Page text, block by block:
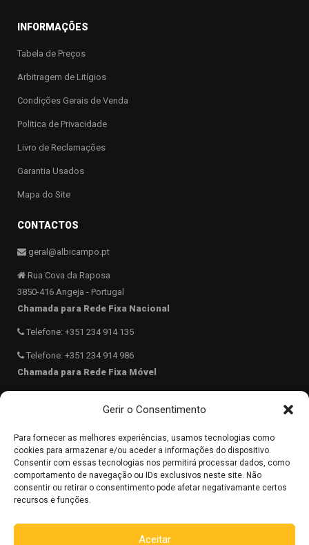
Gerir o Consentimento
Para fornecer as melhores experiências, usamos tecnologias como
cookies para armazenar e/ou aceder a informações do dispositivo.
Consentir com essas tecnologias nos permitirá processar dados, como
comportamento de navegação ou IDs exclusivos neste site. Não
consentir ou retirar o consentimento pode afetar negativamante certos
recursos e funções.
Aceitar
INFORMAÇÕES
Tabela de Preços
Arbitragem de Litígios
Condições Gerais de Venda
Politica de Privacidade
Livro de Reclamações
Garantia Usados
Mapa do Site
CONTACTOS
geral@albicampo.pt
Rua Cova da Raposa
3850-416 Angeja - Portugal
Chamada para Rede Fixa Nacional
Telefone: +351 234 914 135
Telefone: +351 234 914 986
Chamada para Rede Fixa Móvel
962 783 836
Copyright © 2025 ALBICAMPO. todos os direitos reservados.